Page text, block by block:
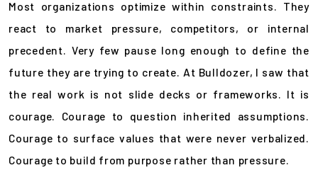
Most organizations optimize within constraints. They
react to market pressure, competitors, or internal
precedent. Very few pause long enough to define the
future they are trying to create. At Bulldozer, I saw that
the real work is not slide decks or frameworks. It is
courage. Courage to question inherited assumptions.
Courage to surface values that were never verbalized.
Courage to build from purpose rather than pressure.